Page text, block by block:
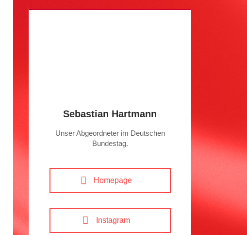
Sebastian Hartmann
Unser Abgeordneter im Deutschen
Bundestag.
Homepage
Instagram